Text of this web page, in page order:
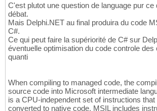
C'est plutot une question de language pur ce
débat.
Mais Delphi.NET au final produira du code
C#.
Ce qui peut faire la supériorité de C# sur
éventuelle optimisation du code controle des
quanti
When compiling to managed code, the
source code into Microsoft intermediate
is a CPU-independent set of instructions
converted to native code. MSIL includes